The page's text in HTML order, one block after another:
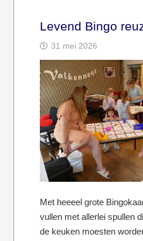
Levend Bingo
31 mei 2026
Met heeeel grote
vullen met allerlei spullen
de keuken moesten